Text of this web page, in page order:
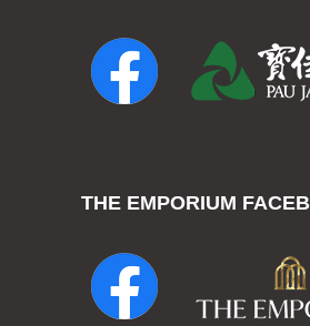
THE EMPORIUM